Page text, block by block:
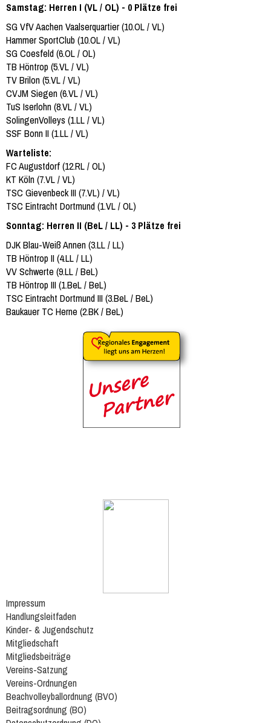
Samstag: Herren I (VL / OL) - 0 Plätze frei
SG VfV Aachen Vaalserquartier (10.OL / VL)
Hammer SportClub (10.OL / VL)
SG Coesfeld (6.OL / OL)
TB Höntrop (5.VL / VL)
TV Brilon (5.VL / VL)
CVJM Siegen (6.VL / VL)
TuS Iserlohn (8.VL / VL)
SolingenVolleys (1.LL / VL)
SSF Bonn II (1.LL / VL)
Warteliste:
FC Augustdorf (12.RL / OL)
KT Köln (7.VL / VL)
TSC Gievenbeck III (7.VL) / VL)
TSC Eintracht Dortmund (1.VL / OL)
Sonntag: Herren II (BeL / LL) - 3 Plätze frei
DJK Blau-Weiß Annen (3.LL / LL)
TB Höntrop II (4.LL / LL)
VV Schwerte (9.LL / BeL)
TB Höntrop III (1.BeL / BeL)
TSC Eintracht Dortmund III (3.BeL / BeL)
Baukauer TC Herne (2.BK / BeL)
Impressum
Handlungsleitfaden
Kinder- & Jugendschutz
Mitgliedschaft
Mitgliedsbeiträge
Vereins-Satzung
Vereins-Ordnungen
Beachvolleyballordnung (BVO)
Beitragsordnung (BO)